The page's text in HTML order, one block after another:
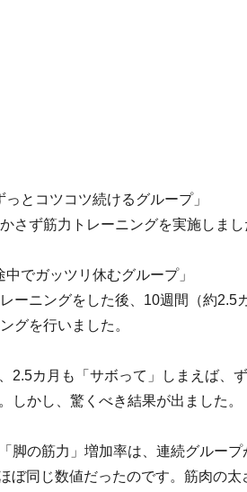
っとコツコツ続けるグループ」
さず筋力トレーニングを実施しまし
中でガッツリ休むグループ」
ーニングをした後、10週間（約
グを行いました。
2.5カ月も「サボって」しまえば、
しかし、驚くべき結果が出ました。
脚の筋力」増加率は、連続グルー
ぼ同じ数値だったのです。筋肉の